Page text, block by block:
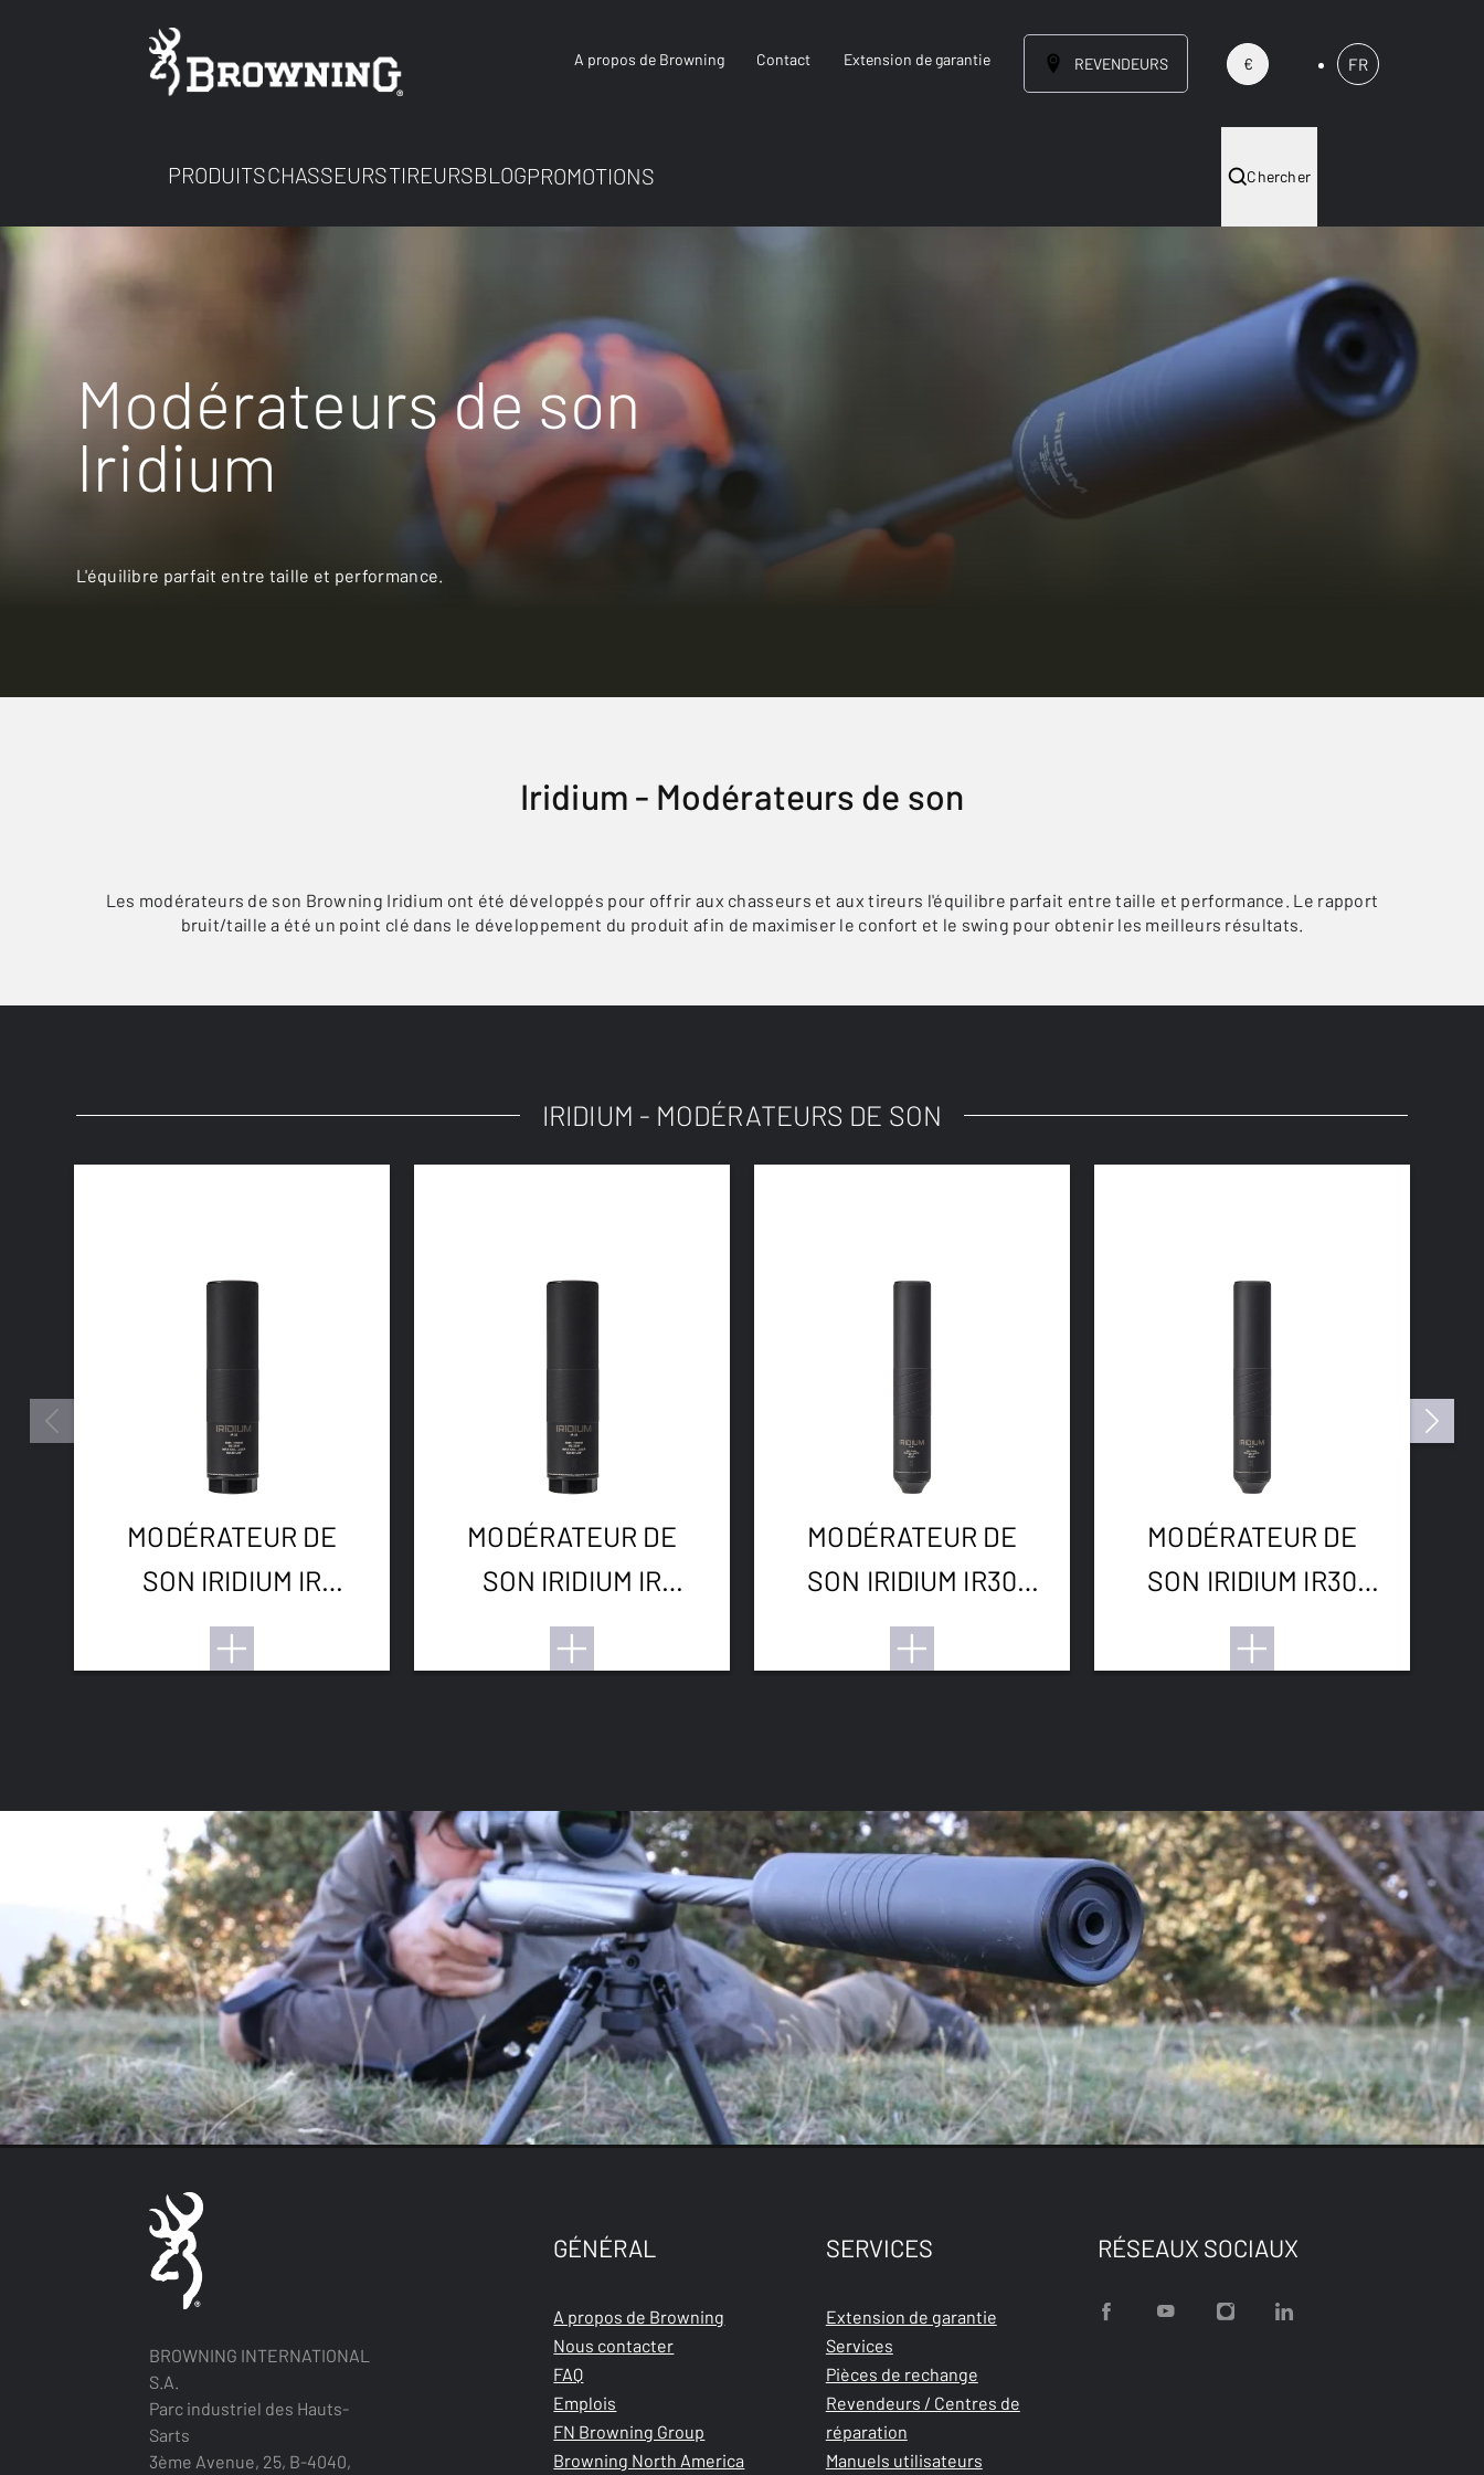
A propos de Browning Contact Extension de garantie REVENDEURS € FR
PRODUITSCHASSEURSTIREURSBLOGPROMOTIONS Chercher
Modérateurs de son
Iridium
L'équilibre parfait entre taille et performance.
Iridium - Modérateurs de son
Les modérateurs de son Browning Iridium ont été développés pour offrir aux chasseurs et aux tireurs l'équilibre parfait entre taille et performance. Le rapport
bruit/taille a été un point clé dans le développement du produit afin de maximiser le confort et le swing pour obtenir les meilleurs résultats.
IRIDIUM - MODÉRATEURS DE SON
MODÉRATEUR DE
SON IRIDIUM IR
RIMFIRE 1/2-20UNF
MODÉRATEUR DE
SON IRIDIUM IR
RIMFIRE 1/2-28UNF
MODÉRATEUR DE
SON IRIDIUM IR30
MAX 300WM M15
MODÉRATEUR DE
SON IRIDIUM IR30
MAX 300WSM THR
M14
BROWNING INTERNATIONAL
S.A.
Parc industriel des Hauts-
Sarts
3ème Avenue, 25, B-4040,
GÉNÉRAL
A propos de Browning
Nous contacter
FAQ
Emplois
FN Browning Group
Browning North America
SERVICES
Extension de garantie
Services
Pièces de rechange
Revendeurs / Centres de
réparation
Manuels utilisateurs
RÉSEAUX SOCIAUX